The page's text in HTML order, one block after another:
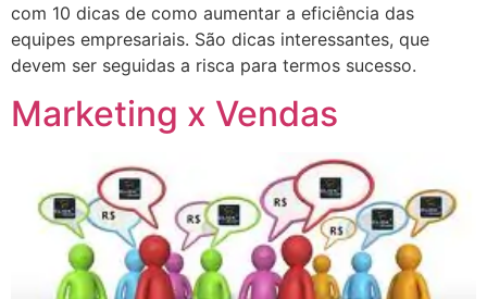
com 10 dicas de como aumentar a eficiência das
equipes empresariais. São dicas interessantes, que
devem ser seguidas a risca para termos sucesso.
Marketing x Vendas